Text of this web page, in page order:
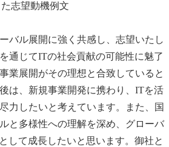
志望動機例文
バル展開に強く共感し、志望いたし
通じてITの社会貢献の可能性に魅了
業展開がその理想と合致していると
は、新規事業開発に携わり、ITを活
力したいと考えています。また、国
と多様性への理解を深め、グローバ
して成長したいと思います。御社と